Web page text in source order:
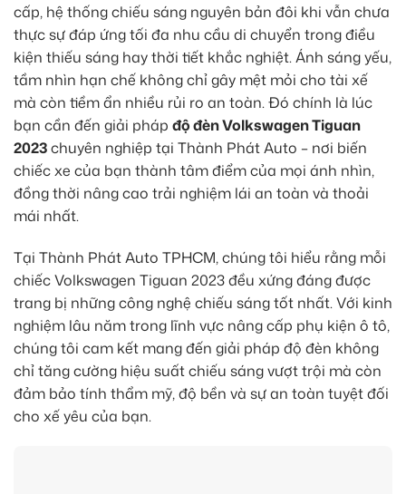
cấp, hệ thống chiếu sáng nguyên bản đôi khi vẫn chưa
thực sự đáp ứng tối đa nhu cầu di chuyển trong điều
kiện thiếu sáng hay thời tiết khắc nghiệt. Ánh sáng yếu,
tầm nhìn hạn chế không chỉ gây mệt mỏi cho tài xế
mà còn tiềm ẩn nhiều rủi ro an toàn. Đó chính là lúc
bạn cần đến giải pháp độ đèn Volkswagen Tiguan
2023chuyên nghiệp tại Thành Phát Auto – nơi biến
chiếc xe của bạn thành tâm điểm của mọi ánh nhìn,
đồng thời nâng cao trải nghiệm lái an toàn và thoải
mái nhất.
Tại Thành Phát Auto TPHCM, chúng tôi hiểu rằng mỗi
chiếc Volkswagen Tiguan 2023 đều xứng đáng được
trang bị những công nghệ chiếu sáng tốt nhất. Với kinh
nghiệm lâu năm trong lĩnh vực nâng cấp phụ kiện ô tô,
chúng tôi cam kết mang đến giải pháp độ đèn không
chỉ tăng cường hiệu suất chiếu sáng vượt trội mà còn
đảm bảo tính thẩm mỹ, độ bền và sự an toàn tuyệt đối
cho xế yêu của bạn.